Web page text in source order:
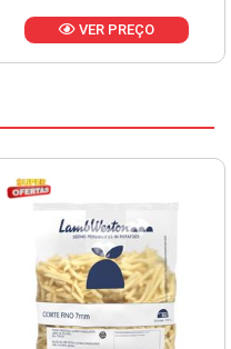
VER PREÇO